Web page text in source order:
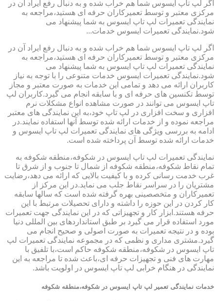
اگر لپ تاپ ایسوس شما هم خراب شده و به دنبال رفع ایراد آن در
مرکزی معتبر و توسط تعمیرکاران حرفه ای هستید،مراجعه به
نمایندگی تعمیرات لپ تاپ ایسوس به شما پیشنهاد می
شود.نمایندگی تعمیرات ایسوس خدمات...
اگر لپ تاپ ایسوس شما هم خراب شده و به دنبال رفع ایراد آن در
مرکزی معتبر و توسط تعمیرکاران حرفه ای هستید،مراجعه به
نمایندگی تعمیرات لپ تاپ ایسوس به شما پیشنهاد می
شود.نمایندگی تعمیرات ایسوس خدمات متنوعی را با توجه به نیاز
کاربران ارائه می دهد و تمامی این خدمات به صورت معتبر و مجاز
توسط تکنسین های حرفه ای و با سابقه انجام می گیرد.کاربران لپ
تاپ ایسوس می توانند در صورت مشاهده انواع مشکلات نرم
افزاری و سخت افزاری در لپ تاپ خود،به این نمایندگی های معتبر
مراجعه نموده و از خدمات ارائه شده توسط آنها استفاده نمایند.در
ادامه به بررسی ویژگی های نمایندگی تعمیرات لپ تاپ ایسوس و
خدمات ارائه شده توسط آن پرداخته شده است.
نمایندگی تعمیرات لپ تاپ ایسوس در شکوفه،منطقه شکوفه به
تمام نقاط شکوفه،منطقه شکوفه از شمال تا جنوب و از شرق تا
غرب خدمت رسانی کرده و با کیفیت بالایی که ارائه می دهد،رضایت
مشتریان را در سراسر نقاط جلب می نماید.در این مرکز از
تعمیرکاران و متخصصینی بهره گرفته شده است که سالها سابقه
کار کردن در این حوزه را داشته و دارای تحصیلات مرتبط با این
حرفه هستند.ابزار کار و تجهیزاتی که در این نمایندگی جهت تعمیرات
مورد استفاده قرار می گیرد بر طبق استانداردهای بین المللی دنیا
بوده و در نتیجه تعمیرات به صورت اصولی و صحیح انجام می
گیرد.مشتری مداری و نظمی که در مجموعه نمایندگی تعمیرات لپ
تاپ ایسوس در شکوفه،منطقه شکوفه حاکم است،با تلفیق با
مهارت های فنی و تجهیزات حرفه ای،باعث شده تا مراجعه به این
نمایندگی در هنگام خرابی لپ تاپ ایسوس در اولویت باشد.
خدمات نمایندگی تعمیر لپ تاپ ایسوس در شکوفه،منطقه شکوفه